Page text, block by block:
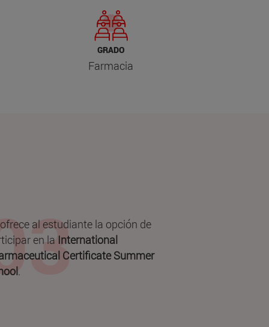
GRADO
Farmacia
al estudiante la opción de
en la International
Certificate Summer
.